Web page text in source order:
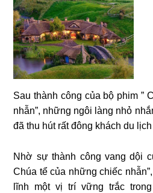
Sau thành công của bộ phim ”
nhẫn”, những ngôi làng nhỏ
đã thu hút rất đông khách du
Nhờ sự thành công vang dội
Chúa tể của những chiếc nhẫn”,
lĩnh một vị trí vững trắc